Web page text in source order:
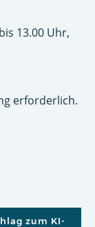
13.00 Uhr,
erforderlich.
zum KI-